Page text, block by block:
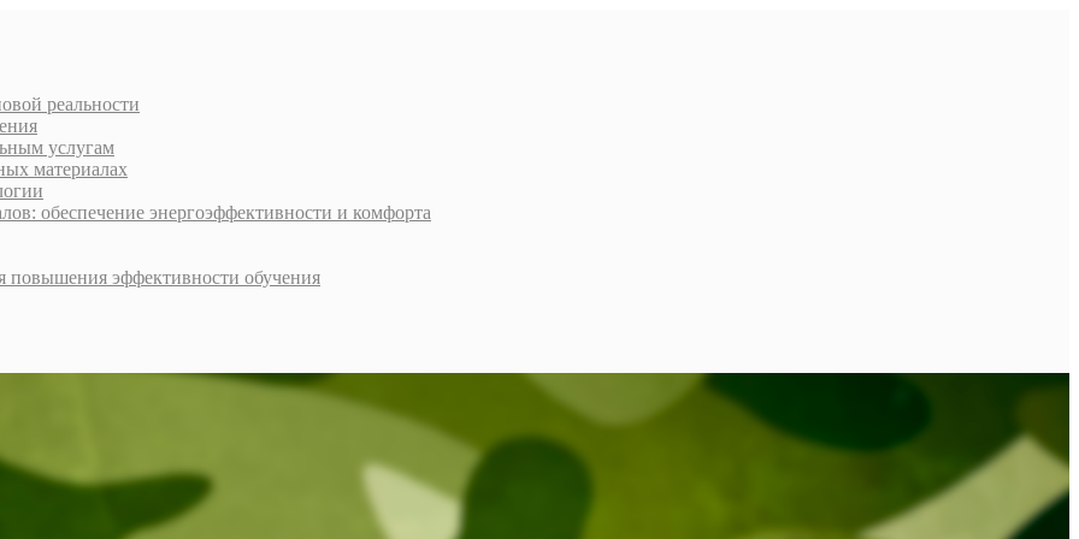
реальности
услугам
материалах
обеспечение энергоэффективности и комфорта
повышения эффективности обучения